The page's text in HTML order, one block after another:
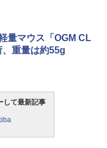
量マウス「OGM CL
重量は約55g
して最新記事